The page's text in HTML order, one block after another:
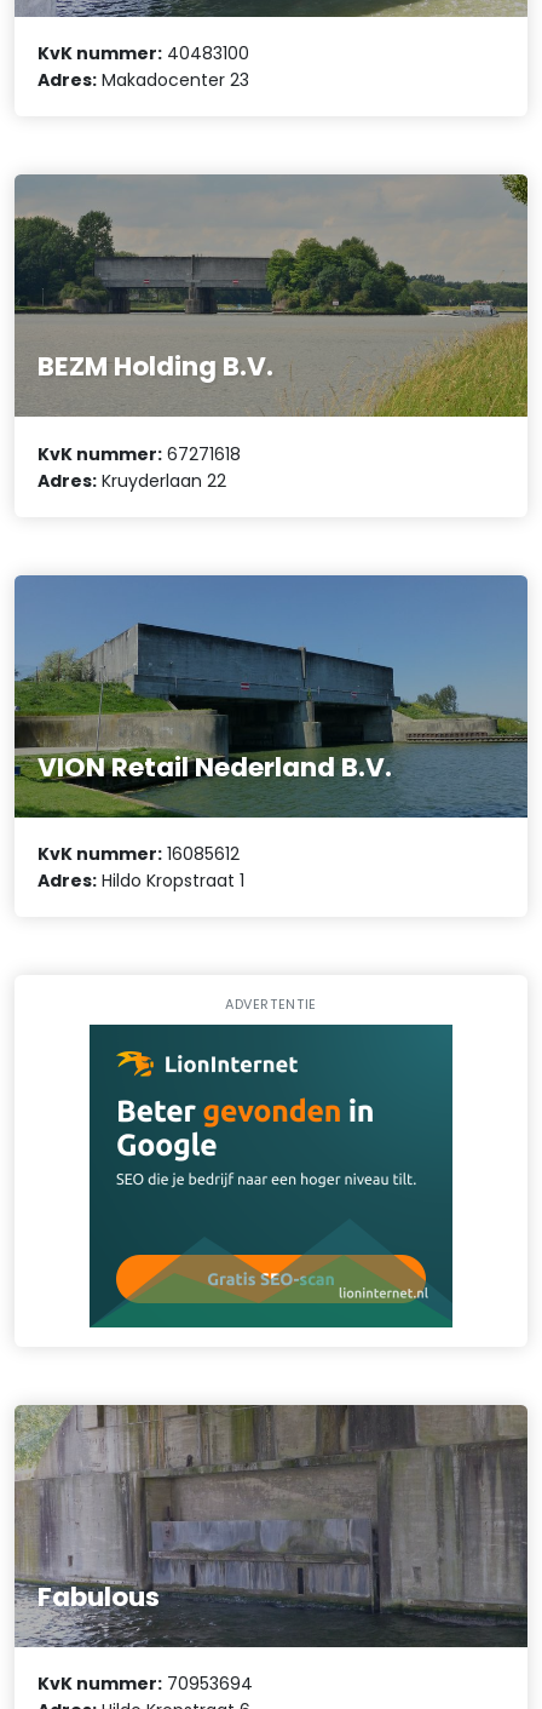
KvK nummer: 40483100
Adres: Makadocenter 23
BEZM Holding B.V.
KvK nummer: 67271618
Adres: Kruyderlaan 22
VION Retail Nederland B.V.
KvK nummer: 16085612
Adres: Hildo Kropstraat 1
ADVERTENTIE
Fabulous
KvK nummer: 70953694